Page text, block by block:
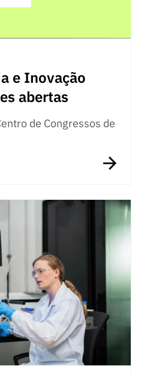
e Inovação
abertas
de Congressos de